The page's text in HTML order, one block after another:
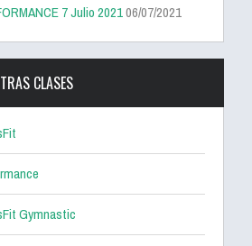
7 Julio 202106/07/2021
CLASES
Gymnastic